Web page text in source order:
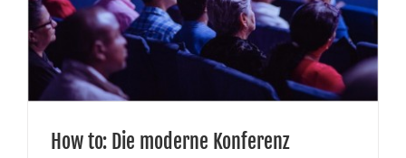
How to: Die moderne Konferenz